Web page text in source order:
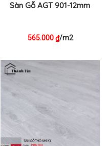
Sàn Gỗ AGT 901-12mm
565.000₫/m2